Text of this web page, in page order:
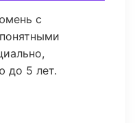
с
до 5 лет.